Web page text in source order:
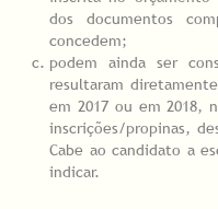
dos documentos
concedem;
podem ainda ser
resultaram
em 2017 ou em 2018,
inscrições/propinas,
Cabe ao candidato a
indicar.